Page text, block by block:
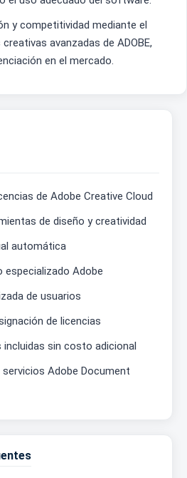
y competitividad mediante el
avanzadas de ADOBE,
en el mercado.
de Adobe Creative Cloud
de diseño y creatividad
automática
Adobe
de usuarios
de licencias
sin costo adicional
Adobe Document